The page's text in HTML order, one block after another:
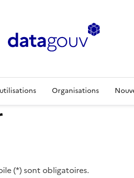
Organisations
(*) sont obligatoires.